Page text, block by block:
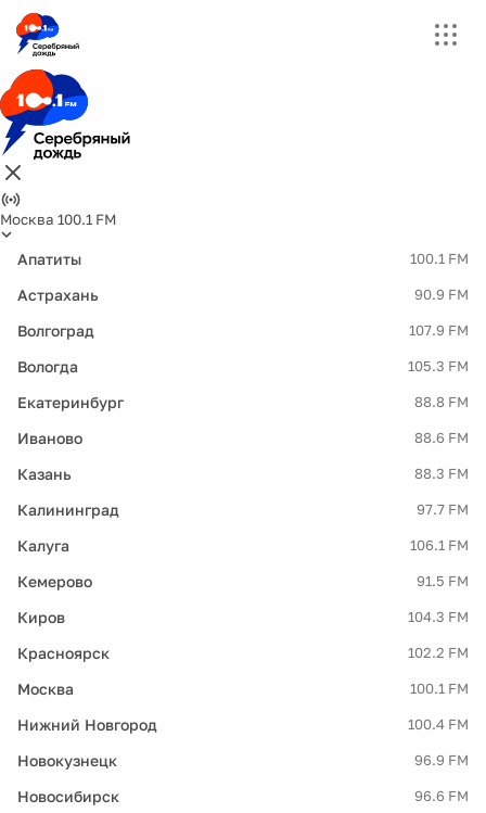
Москва 100.1 FM
Апатиты 100.1 FM
Астрахань 90.9 FM
Волгоград 107.9 FM
Вологда 105.3 FM
Екатеринбург 88.8 FM
Иваново 88.6 FM
Казань 88.3 FM
Калининград 97.7 FM
Калуга 106.1 FM
Кемерово 91.5 FM
Киров 104.3 FM
Красноярск 102.2 FM
Москва 100.1 FM
Нижний Новгород 100.4 FM
Новокузнецк 96.9 FM
Новосибирск 96.6 FM